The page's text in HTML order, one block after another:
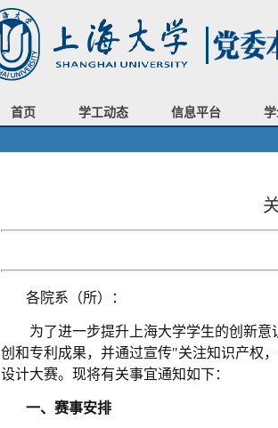
首页 学工动态 信息平台
各院系（所）：
为了进一步提升上海大学学生的创新
创和专利成果，并通过宣传"关注知识产权
设计大赛。现将有关事宜通知如下：
一、赛事安排